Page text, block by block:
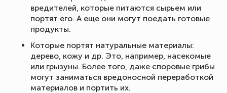
вредителей, которые питаются сырьем или
портят его. А еще они могут поедать готовые
продукты.
Которые портят натуральные материалы:
дерево, кожу и др. Это, например, насекомые
или грызуны. Более того, даже споровые грибы
могут заниматься вредоносной переработкой
материалов и портить их.